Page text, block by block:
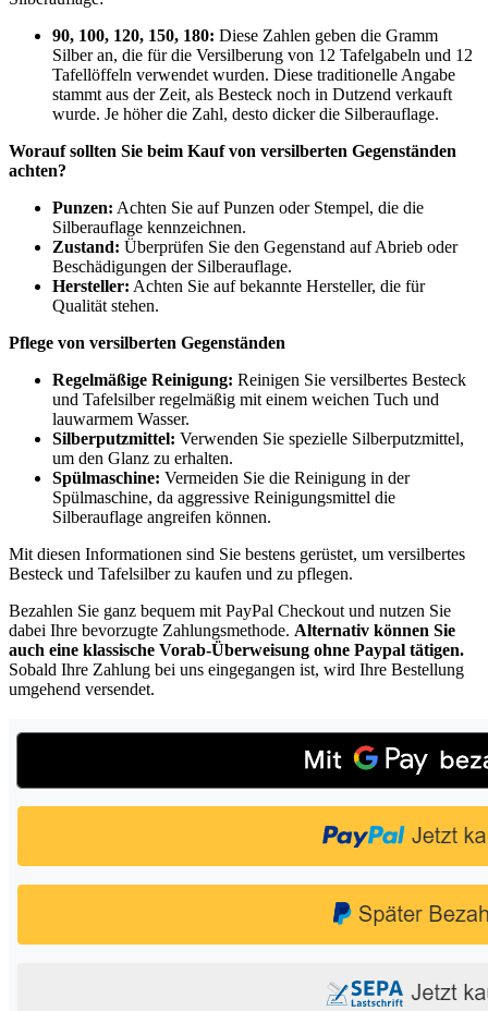
90, 100, 120, 150, 180: Diese Zahlen geben die Gramm
Silber an, die für die Versilberung von 12 Tafelgabeln und 12
Tafellöffeln verwendet wurden. Diese traditionelle Angabe
stammt aus der Zeit, als Besteck noch in Dutzend verkauft
wurde. Je höher die Zahl, desto dicker die Silberauflage.
Worauf sollten Sie beim Kauf von versilberten Gegenständen
achten?
Punzen: Achten Sie auf Punzen oder Stempel, die die
Silberauflage kennzeichnen.
Zustand: Überprüfen Sie den Gegenstand auf Abrieb oder
Beschädigungen der Silberauflage.
Hersteller: Achten Sie auf bekannte Hersteller, die für
Qualität stehen.
Pflege von versilberten Gegenständen
Regelmäßige Reinigung: Reinigen Sie versilbertes Besteck
und Tafelsilber regelmäßig mit einem weichen Tuch und
lauwarmem Wasser.
Silberputzmittel: Verwenden Sie spezielle Silberputzmittel,
um den Glanz zu erhalten.
Spülmaschine: Vermeiden Sie die Reinigung in der
Spülmaschine, da aggressive Reinigungsmittel die
Silberauflage angreifen können.
Mit diesen Informationen sind Sie bestens gerüstet, um versilbertes
Besteck und Tafelsilber zu kaufen und zu pflegen.
Bezahlen Sie ganz bequem mit PayPal Checkout und nutzen Sie
dabei Ihre bevorzugte Zahlungsmethode. Alternativ können Sie
auch eine klassische Vorab-Überweisung ohne Paypal tätigen.
Sobald Ihre Zahlung bei uns eingegangen ist, wird Ihre Bestellung
umgehend versendet.